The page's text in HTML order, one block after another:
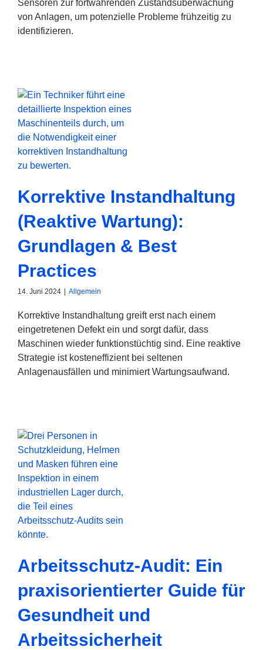
Sensoren zur fortwährenden Zustandsüberwachung
von Anlagen, um potenzielle Probleme frühzeitig zu
identifizieren.
Korrektive Instandhaltung
(Reaktive Wartung):
Grundlagen & Best
Practices
14. Juni 2024 Allgemein
Korrektive Instandhaltung greift erst nach einem
eingetretenen Defekt ein und sorgt dafür, dass
Maschinen wieder funktionstüchtig sind. Eine reaktive
Strategie ist kosteneffizient bei seltenen
Anlagenausfällen und minimiert Wartungsaufwand.
Arbeitsschutz-Audit: Ein
praxisorientierter Guide für
Gesundheit und
Arbeitssicherheit